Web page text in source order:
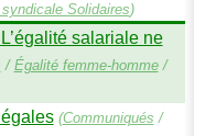
syndicale Solidaires)
salariale ne
/ Égalité femme-homme/
(Communiqués /